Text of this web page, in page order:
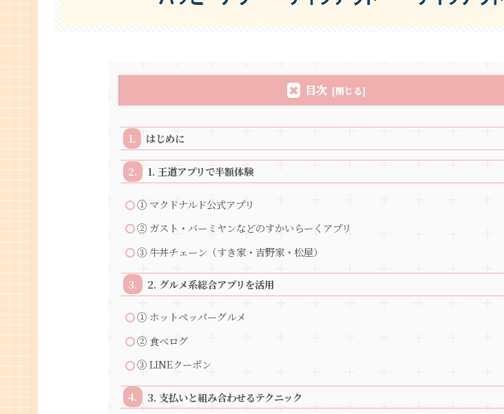
目次
はじめに
1. 王道アプリで半額体験
① マクドナルド公式アプリ
② ガスト・バーミヤンなどのすかいらーくアプリ
③ 牛丼チェーン（すき家・吉野家・松屋）
2. グルメ系総合アプリを活用
① ホットペッパーグルメ
② 食べログ
③ LINEクーポン
3. 支払いと組み合わせるテクニック